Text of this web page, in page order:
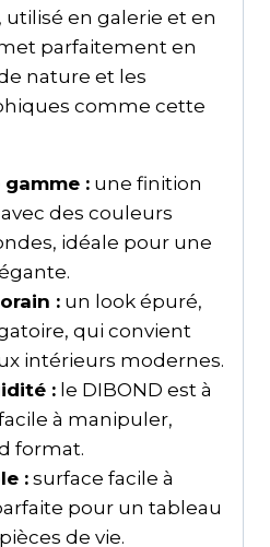
en galerie et en
parfaitement en
nature et les
comme cette
:une finition
des couleurs
idéale pour une
:un look épuré,
qui convient
intérieurs modernes.
:le DIBOND est à
à manipuler,
format.
:surface facile à
pour un tableau
de vie.